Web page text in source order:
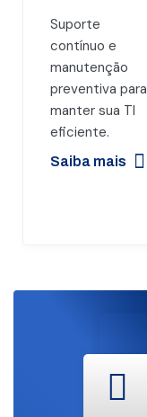
Suporte
contínuo e
manutenção
preventiva para
manter sua TI
eficiente.
Saiba mais